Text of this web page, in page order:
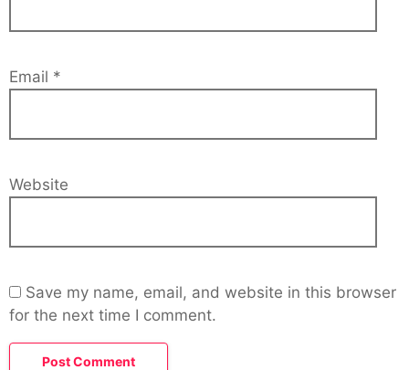
Email *
Website
Save my name, email, and website in this browser
for the next time I comment.